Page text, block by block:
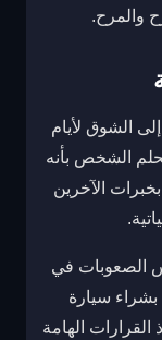
والمرح.
الشوق لأيام
الشخص بأنه
الآخرين
الصعوبات في
بشراء سيارة
الهامة